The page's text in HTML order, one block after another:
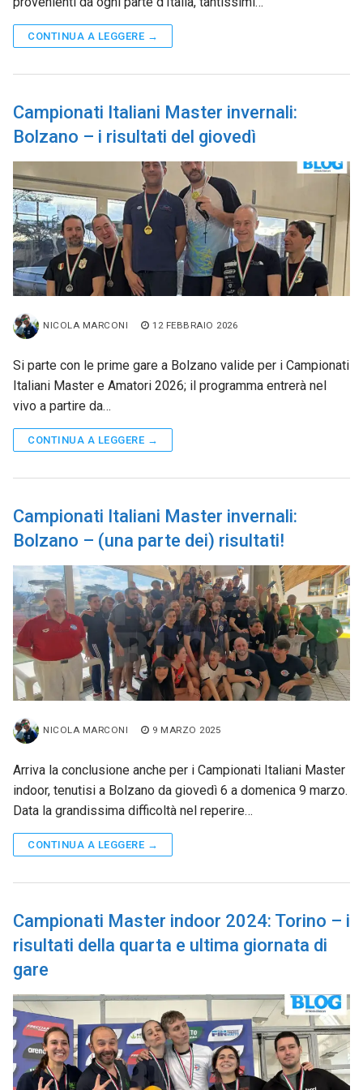
CONTINUA A LEGGERE →
Campionati Italiani Master invernali:
Bolzano – i risultati del giovedì
NICOLA MARCONI 12 FEBBRAIO 2026
Si parte con le prime gare a Bolzano valide per i Campionati
Italiani Master e Amatori 2026; il programma entrerà nel
vivo a partire da…
CONTINUA A LEGGERE →
Campionati Italiani Master invernali:
Bolzano – (una parte dei) risultati!
NICOLA MARCONI 9 MARZO 2025
Arriva la conclusione anche per i Campionati Italiani Master
indoor, tenutisi a Bolzano da giovedì 6 a domenica 9 marzo.
Data la grandissima difficoltà nel reperire…
CONTINUA A LEGGERE →
Campionati Master indoor 2024: Torino – i
risultati della quarta e ultima giornata di
gare